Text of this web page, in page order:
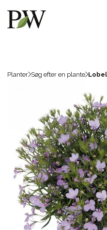
Planter Søg efter en plante